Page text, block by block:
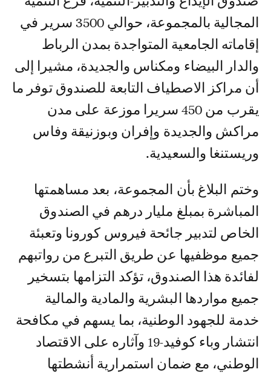
المجالية بالمجموعة، حوالي 3500 سرير في
إقاماته الجامعية المتواجدة بمدن الرباط
والدار البيضاء ومكناس والجديدة، مشيرا إلى
أن مراكز الاصطياف التابعة للصندوق توفر ما
يقرب من 450 سريرا موزعة على مدن
مراكش والجديدة وإفران وبوزنيقة وفاس
وريستنغا والسعيدية.
وختم البلاغ بأن المجموعة، بعد مساهمتها
المباشرة بمبلغ مليار درهم في الصندوق
الخاص لتدبير جائحة فيروس كورونا وتعبئة
جميع موظفيها عن طريق التبرع من رواتبهم
لفائدة هذا الصندوق، تؤكد التزامها بتسخير
جميع مواردها البشرية والمادية والمالية
خدمة للجهود الوطنية، بما يسهم في مكافحة
انتشار وباء كوفيد-19 وآثاره على الاقتصاد
الوطني، مع ضمان استمرارية أنشطتها